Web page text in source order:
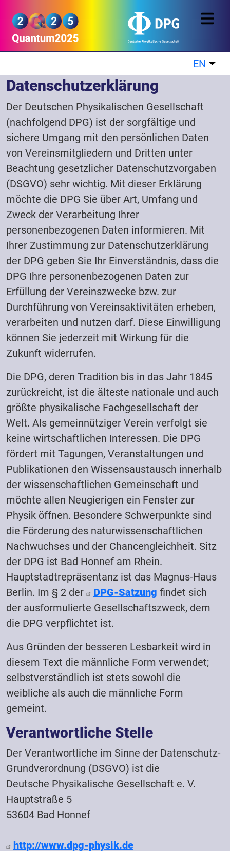
Quantum2025
EN
Datenschutzerklärung
Der Deutschen Physikalischen Gesellschaft
(nachfolgend DPG) ist der sorgfältige und
sichere Umgang mit den persönlichen Daten
von Vereinsmitgliedern und Dritten unter
Beachtung gesetzlicher Datenschutzvorgaben
(DSGVO) sehr wichtig. Mit dieser Erklärung
möchte die DPG Sie über Art, Umfang und
Zweck der Verarbeitung Ihrer
personenbezogenen Daten informieren. Mit
Ihrer Zustimmung zur Datenschutzerklärung
der DPG geben Sie Ihr Einverständnis, dass die
DPG Ihre personenbezogenen Daten zur
Erfüllung der Vereinszwecke bzw. zur
Durchführung von Vereinsaktivitäten erheben,
verarbeiten und nutzen darf. Diese Einwilligung
können Sie jederzeit mit Wirkung für die
Zukunft widerrufen.
Die DPG, deren Tradition bis in das Jahr 1845
zurückreicht, ist die älteste nationale und auch
größte physikalische Fachgesellschaft der
Welt. Als gemeinnütziger Verein verfolgt sie
keine wirtschaftlichen Interessen. Die DPG
fördert mit Tagungen, Veranstaltungen und
Publikationen den Wissensaustausch innerhalb
der wissenschaftlichen Gemeinschaft und
möchte allen Neugierigen ein Fenster zur
Physik öffnen. Besondere Schwerpunkte sind
die Förderung des naturwissenschaftlichen
Nachwuchses und der Chancengleichheit. Sitz
der DPG ist Bad Honnef am Rhein.
Hauptstadtrepräsentanz ist das Magnus-Haus
Berlin. Im § 2 der
DPG-Satzung findet sich
der ausformulierte Gesellschaftszweck, dem
die DPG verpflichtet ist.
Aus Gründen der besseren Lesbarkeit wird in
diesem Text die männliche Form verwendet;
selbstverständlich ist stets sowohl die
weibliche als auch die männliche Form
gemeint.
Verantwortliche Stelle
Der Verantwortliche im Sinne der Datenschutz-
Grundverordnung (DSGVO) ist die
Deutsche Physikalische Gesellschaft e. V.
Hauptstraße 5
53604 Bad Honnef
http://www.dpg-physik.de